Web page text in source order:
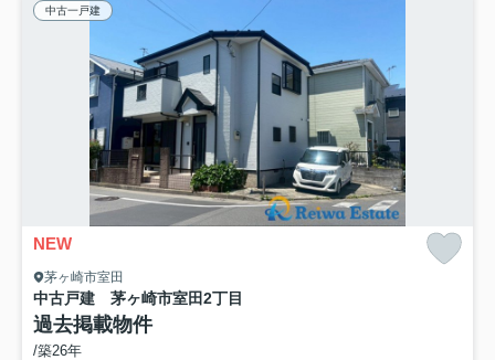
中古一戸建
NEW
茅ヶ崎市室田
中古戸建 茅ヶ崎市室田2丁目
過去掲載物件
/築26年